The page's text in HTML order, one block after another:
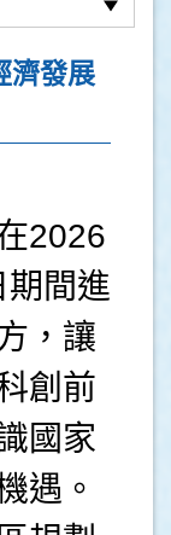
濟發展
2026
間進
，讓
創前
國家
遇。